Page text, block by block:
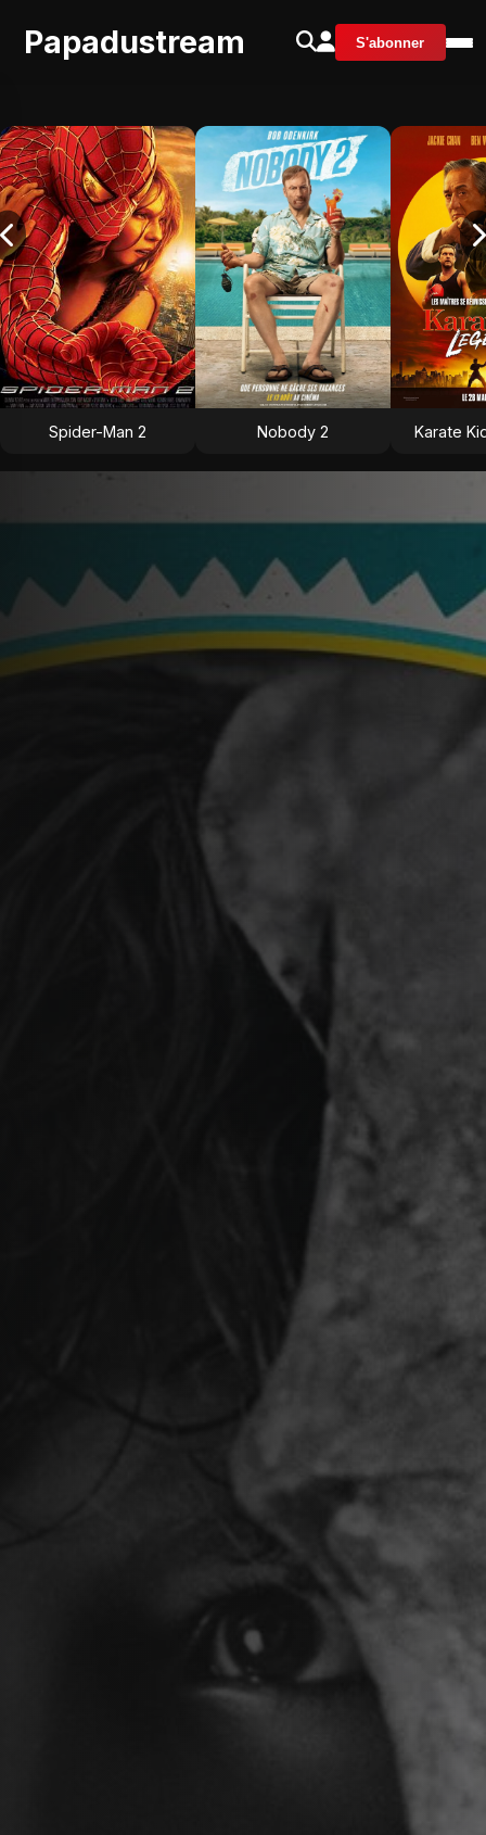
Papadustream S'abonner
Spider-Man 2 Nobody 2 Karate